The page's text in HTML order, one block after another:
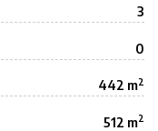
3
0
442 m2
512 m2